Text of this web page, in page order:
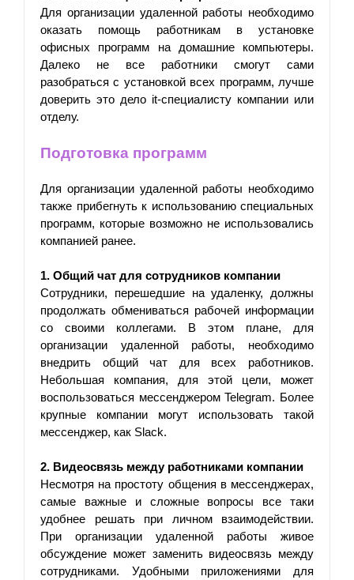
Для организации удаленной работы необходимо
оказать помощь работникам в установке
офисных программ на домашние компьютеры.
Далеко не все работники смогут сами
разобраться с установкой всех программ, лучше
доверить это дело it-специалисту компании или
отделу.
Подготовка программ
Для организации удаленной работы необходимо
также прибегнуть к использованию специальных
программ, которые возможно не использовались
компанией ранее.
1. Общий чат для сотрудников компании
Сотрудники, перешедшие на удаленку, должны
продолжать обмениваться рабочей информации
со своими коллегами. В этом плане, для
организации удаленной работы, необходимо
внедрить общий чат для всех работников.
Небольшая компания, для этой цели, может
воспользоваться мессенджером Telegram. Более
крупные компании могут использовать такой
мессенджер, как Slack.
2. Видеосвязь между работниками компании
Несмотря на простоту общения в мессенджерах,
самые важные и сложные вопросы все таки
удобнее решать при личном взаимодействии.
При организации удаленной работы живое
обсуждение может заменить видеосвязь между
сотрудниками. Удобными приложениями для